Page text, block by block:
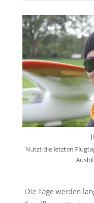
Nutzt die letzten
Die Tage werden